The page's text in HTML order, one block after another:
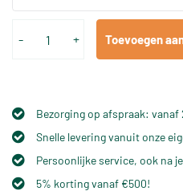
- + Toevoegen
Bezorging op afspraak: vanaf
Snelle levering vanuit onze
Persoonlijke service, ook na
5% korting vanaf €500!